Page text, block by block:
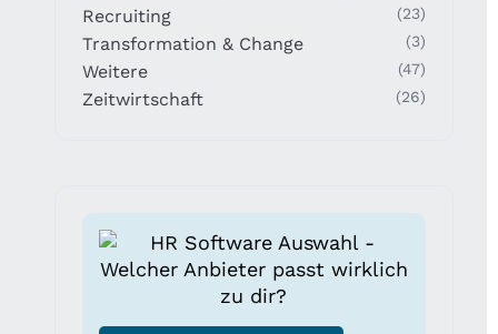
Recruiting (23)
Transformation & Change (3)
Weitere (47)
Zeitwirtschaft (26)